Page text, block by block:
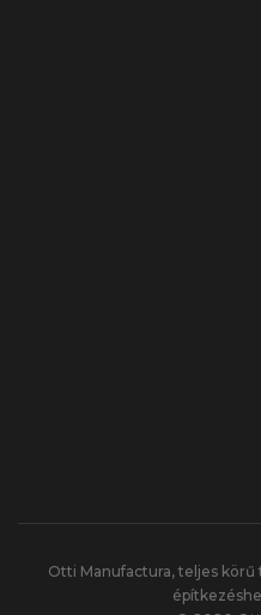
Otti Manufactura, teljes